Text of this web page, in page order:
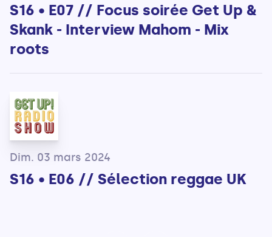
S16 • E07 // Focus soirée Get Up &
Skank - Interview Mahom - Mix
roots
Dim. 03 mars 2024
S16 • E06 // Sélection reggae UK